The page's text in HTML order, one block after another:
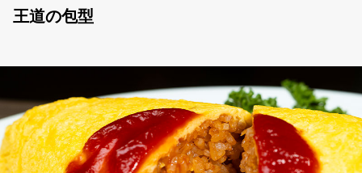
王道の包型